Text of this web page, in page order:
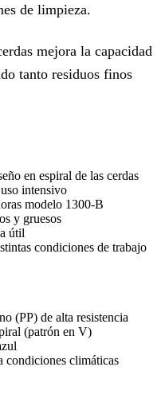
de limpieza.
mejora la capacidad
tanto residuos finos
en espiral de las cerdas
intensivo
modelo 1300-B
y gruesos
útil
condiciones de trabajo
(PP) de alta resistencia
(patrón en V)
condiciones climáticas